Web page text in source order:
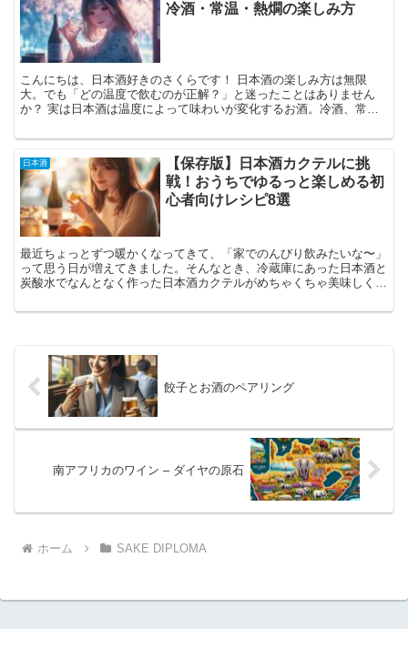
冷酒・常温・熱燗の楽しみ方
こんにちは、日本酒好きのさくらです！ 日本酒の楽しみ方は無限
大。でも「どの温度で飲むのが正解？」と迷ったことはありません
か？ 実は日本酒は温度によって味わいが変化するお酒。冷酒、常
日本酒
【保存版】日本酒カクテルに挑
戦！おうちでゆるっと楽しめる初
心者向けレシピ8選
最近ちょっとずつ暖かくなってきて、「家でのんびり飲みたいな〜」
って思う日が増えてきました。そんなとき、冷蔵庫にあった日本酒と
炭酸水でなんとなく作った日本酒カクテルがめちゃくちゃ美味しくて
餃子とお酒のペアリング
南アフリカのワイン – ダイヤの原石
ホーム SAKE DIPLOMA